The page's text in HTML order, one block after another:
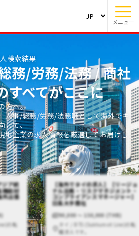
メニュー
検索結果
務/労務/法務 / 商社
すべてがここに
方へ。
人事/総務/労務/法務職として海外でキ
けて、
地企業の求人情報を厳選してお届けし
ジア統
機能材
外出張
の転
【海外でタイの求人】【リージョ
ナル法務・リスクマネジメント・
コンプライアンスマネージャー】
日系大手商社
90,000 〜 150,000 (THB)
タイ / BTS (Sukhumvit Line)の転
職求人です。